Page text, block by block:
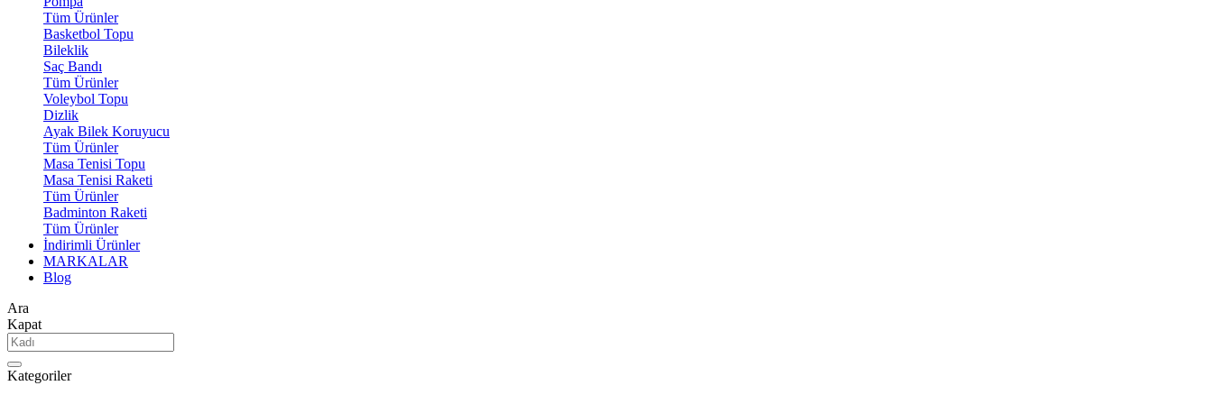
Tüm Ürünler
Basketbol Topu
Bileklik
Saç Bandı
Tüm Ürünler
Voleybol Topu
Dizlik
Ayak Bilek Koruyucu
Tüm Ürünler
Masa Tenisi Topu
Masa Tenisi Raketi
Tüm Ürünler
Badminton Raketi
Tüm Ürünler
İndirimli Ürünler
MARKALAR
Blog
Ara
Kapat
Kategoriler